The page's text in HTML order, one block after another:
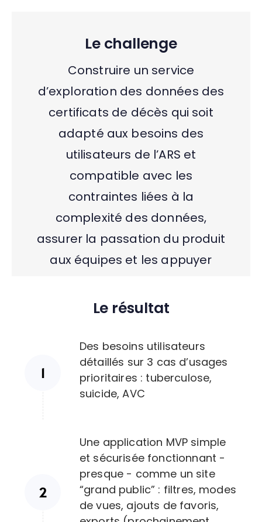
Le challenge
Construire un service
d’exploration des données des
certificats de décès qui soit
adapté aux besoins des
utilisateurs de l’ARS et
compatible avec les
contraintes liées à la
complexité des données,
assurer la passation du produit
aux équipes et les appuyer
Le résultat
Des besoins utilisateurs
détaillés sur 3 cas d’usages
prioritaires : tuberculose,
suicide, AVC
Une application MVP simple
et sécurisée fonctionnant -
presque - comme un site
“grand public” : filtres, modes
de vues, ajouts de favoris,